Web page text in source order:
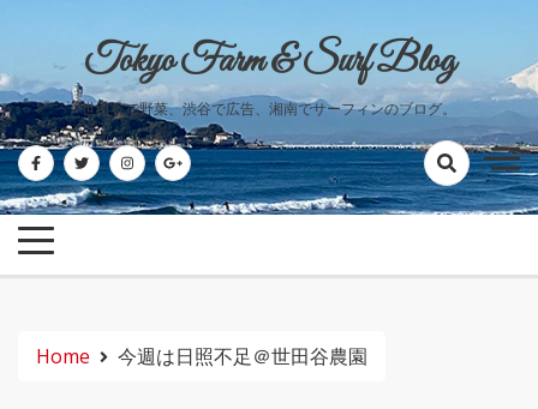
content
Tokyo Farm & Surf Blog
世田谷で野菜、渋谷で広告、湘南でサーフィンのブログ。
Home 今週は日照不足＠世田谷農園